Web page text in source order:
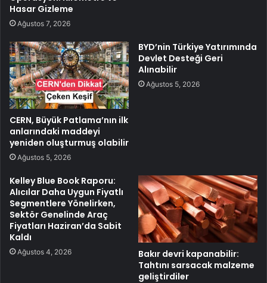
Hasar Gizleme
Ağustos 7, 2026
CERN, Büyük Patlama’nın ilk
anlarındaki maddeyi
yeniden oluşturmuş olabilir
Ağustos 5, 2026
BYD’nin Türkiye Yatırımında
Devlet Desteği Geri
Alınabilir
Ağustos 5, 2026
Kelley Blue Book Raporu:
Alıcılar Daha Uygun Fiyatlı
Segmentlere Yönelirken,
Sektör Genelinde Araç
Fiyatları Haziran’da Sabit
Kaldı
Ağustos 4, 2026
Bakır devri kapanabilir:
Tahtını sarsacak malzeme
geliştirdiler